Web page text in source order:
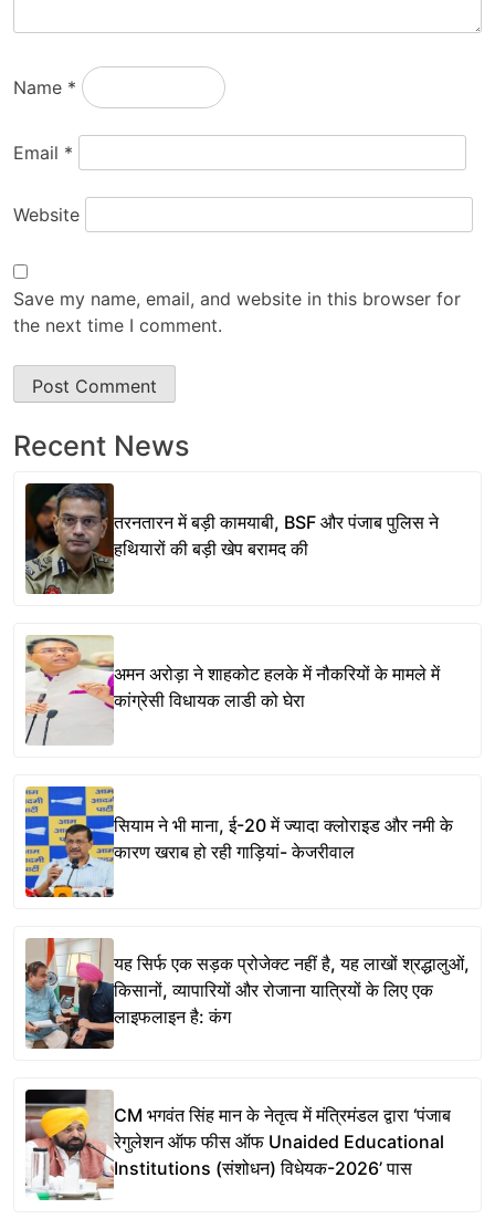
Name *
Email *
Website
Save my name, email, and website in this browser for
the next time I comment.
Recent News
तरनतारन में बड़ी कामयाबी, BSF और पंजाब पुलिस ने
हथियारों की बड़ी खेप बरामद की
अमन अरोड़ा ने शाहकोट हलके में नौकरियों के मामले में
कांग्रेसी विधायक लाडी को घेरा
सियाम ने भी माना, ई-20 में ज्यादा क्लोराइड और नमी के
कारण खराब हो रही गाड़ियां- केजरीवाल
यह सिर्फ एक सड़क प्रोजेक्ट नहीं है, यह लाखों श्रद्धालुओं,
किसानों, व्यापारियों और रोजाना यात्रियों के लिए एक
लाइफलाइन है: कंग
CM भगवंत सिंह मान के नेतृत्व में मंत्रिमंडल द्वारा ‘पंजाब
रेगुलेशन ऑफ फीस ऑफ Unaided Educational
Institutions (संशोधन) विधेयक-2026’ पास